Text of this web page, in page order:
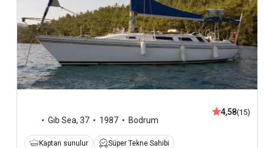
Gib Sea, 37 1987 Bodrum
4,58(15)
Kaptan sunulur Süper Tekne Sahibi